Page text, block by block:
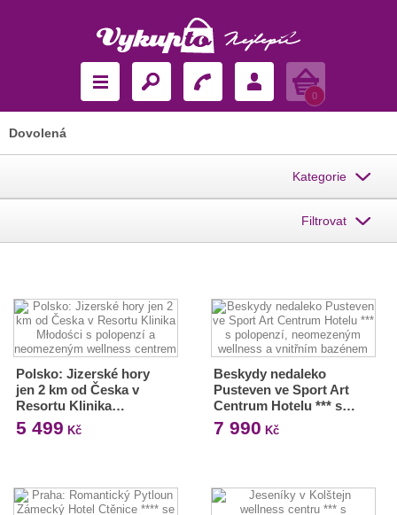
Košík
0
Dovolená
Kategorie
Filtrovat
Polsko: Jizerské hory
jen 2 km od Česka v
Resortu Klinika…
5 499 Kč
Beskydy nedaleko
Pusteven ve Sport Art
Centrum Hotelu *** s…
7 990 Kč